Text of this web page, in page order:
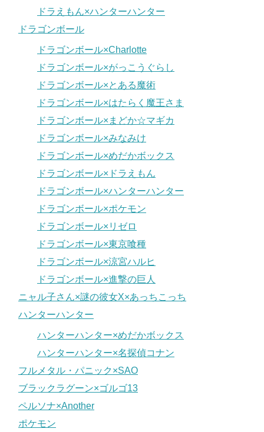
ドラえもん×ハンターハンター
ドラゴンボール
ドラゴンボール×Charlotte
ドラゴンボール×がっこうぐらし
ドラゴンボール×とある魔術
ドラゴンボール×はたらく魔王さま
ドラゴンボール×まどか☆マギカ
ドラゴンボール×みなみけ
ドラゴンボール×めだかボックス
ドラゴンボール×ドラえもん
ドラゴンボール×ハンターハンター
ドラゴンボール×ポケモン
ドラゴンボール×リゼロ
ドラゴンボール×東京喰種
ドラゴンボール×涼宮ハルヒ
ドラゴンボール×進撃の巨人
ニャル子さん×謎の彼女X×あっちこっち
ハンターハンター
ハンターハンター×めだかボックス
ハンターハンター×名探偵コナン
フルメタル・パニック×SAO
ブラックラグーン×ゴルゴ13
ペルソナ×Another
ポケモン